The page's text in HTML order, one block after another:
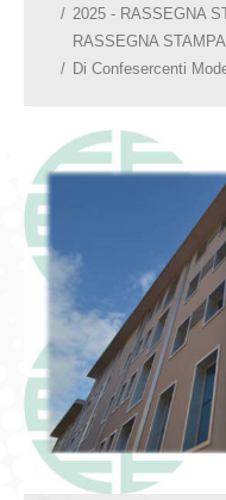
2025 - RASSEGNA
RASSEGNA STAMPA
Di Confesercenti